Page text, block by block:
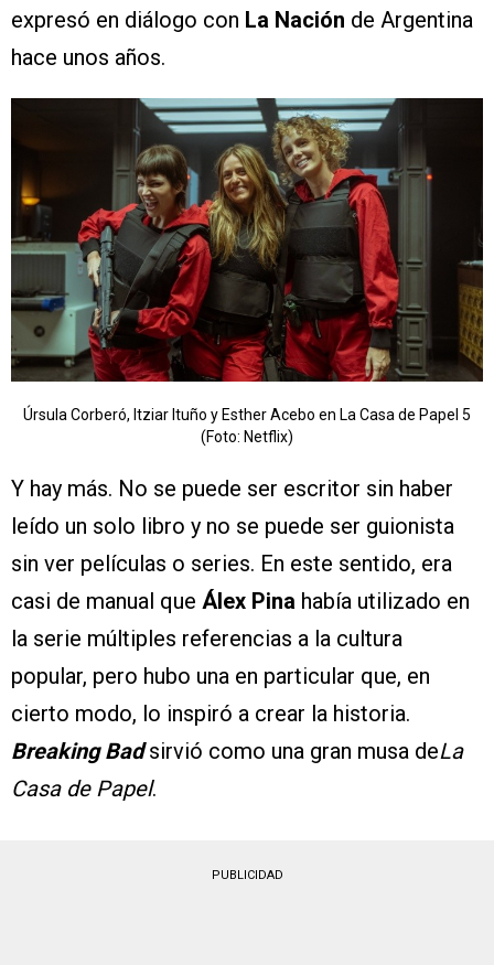
expresó en diálogo con La Nación de Argentina
hace unos años.
Úrsula Corberó, Itziar Ituño y Esther Acebo en La Casa de Papel 5
(Foto: Netflix)
Y hay más. No se puede ser escritor sin haber
leído un solo libro y no se puede ser guionista
sin ver películas o series. En este sentido, era
casi de manual que Álex Pina había utilizado en
la serie múltiples referencias a la cultura
popular, pero hubo una en particular que, en
cierto modo, lo inspiró a crear la historia.
Breaking Badsirvió como una gran musa deLa
Casa de Papel.
PUBLICIDAD